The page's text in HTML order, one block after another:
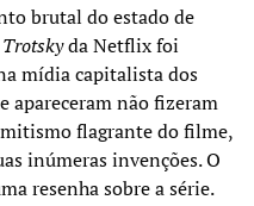
brutal do estado de
Trotskyda Netflix foi
mídia capitalista dos
apareceram não fizeram
flagrante do filme,
inúmeras invenções. O
resenha sobre a série.